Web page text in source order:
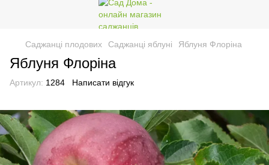
Саджанці плодових Саджанці яблуні Яблуня Флоріна
Яблуня Флоріна
Артикул: 1284 Написати відгук